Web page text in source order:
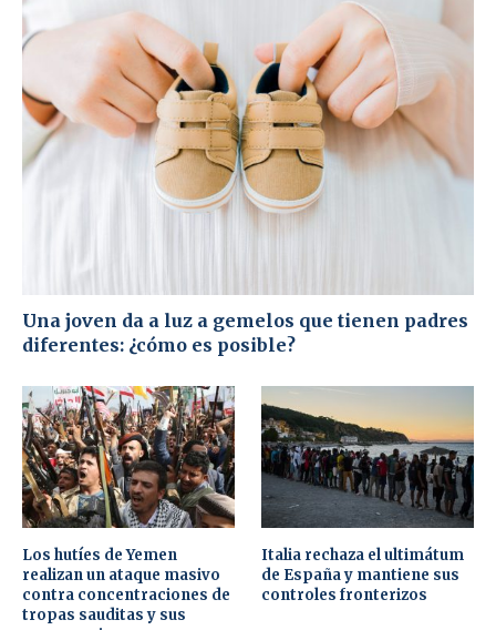
Una joven da a luz a gemelos que tienen padres
diferentes: ¿cómo es posible?
Los hutíes de Yemen
realizan un ataque masivo
contra concentraciones de
tropas sauditas y sus
Italia rechaza el ultimátum
de España y mantiene sus
controles fronterizos